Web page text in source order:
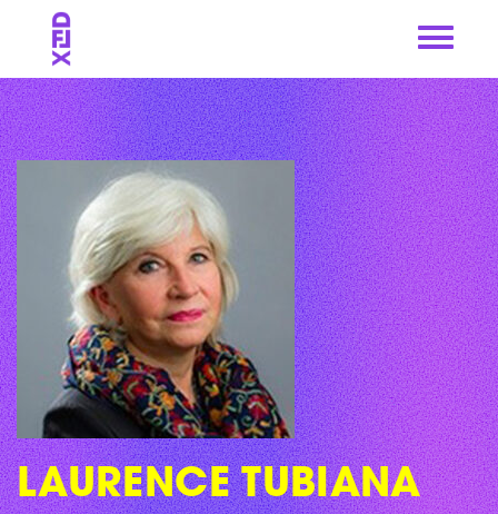
to
content
LAURENCE TUBIANA